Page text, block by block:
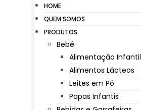
HOME
QUEM SOMOS
PRODUTOS
Bebé
Alimentação Infantil
Alimentos Lácteos
Leites em Pó
Papas Infantis